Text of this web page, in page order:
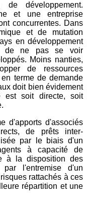
développement.
et une entreprise
concurrentes. Dans
et de mutation
en développement
de ne pas se voir
Moins nanties,
de ressources
terme de demande
doit bien évidement
est soit directe, soit
d'apports d'associés
de prêts inter-
par le biais d'un
à capacité de
à la disposition des
l'entremise d'un
rattachés à ces
répartition et une